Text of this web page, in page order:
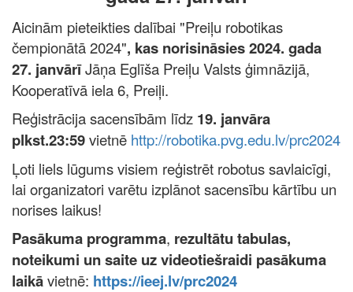
Aicinām pieteikties dalībai "Preiļu robotikas
čempionātā 2024", kas norisināsies 2024. gada
27. janvārīJāņa Eglīša Preiļu Valsts ģimnāzijā,
Kooperatīvā iela 6, Preiļi.
Reģistrācija sacensībām līdz 19. janvāra
plkst.23:59vietnē http://robotika.pvg.edu.lv/prc2024
Ļoti liels lūgums visiem reģistrēt robotus savlaicīgi,
lai organizatori varētu izplānot sacensību kārtību un
norises laikus!
Pasākuma programma, rezultātu tabulas,
noteikumi unsaite uz videotiešraidi pasākuma
laikāvietnē: https://ieej.lv/prc2024